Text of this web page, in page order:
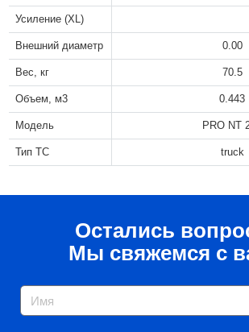
Усиление (XL)
Внешний диаметр 0.00
Вес, кг 70.5
Объем, м3 0.443
Модель PRO NT
Тип ТС truck
Остались
Мы свяжемся с